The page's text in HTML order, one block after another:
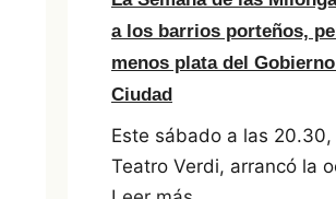
a los barrios porteños,
menos plata del
Ciudad
Este sábado a las 20.30,
Teatro Verdi, arrancó la